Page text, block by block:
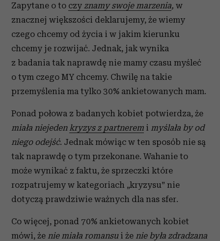
Zapytane o to czy znamy swoje marzenia, w
znacznej większości deklarujemy, że wiemy
czego chcemy od życia i w jakim kierunku
chcemy je rozwijać. Jednak, jak wynika
z badania tak naprawdę nie mamy czasu myśleć
o tym czego MY chcemy. Chwilę na takie
przemyślenia ma tylko 30% ankietowanych mam.
Ponad połowa z badanych kobiet potwierdza, że
miała niejeden kryzys z partnerem i myślała by od
niego odejść. Jednak mówiąc w ten sposób nie są
tak naprawdę o tym przekonane. Wahanie to
może wynikać z faktu, że sprzeczki które
rozpatrujemy w kategoriach „kryzysu” nie
dotyczą prawdziwie ważnych dla nas sfer.
Co więcej, ponad 70% ankietowanych kobiet
mówi, że nie miała romansui że nie była zdradzana